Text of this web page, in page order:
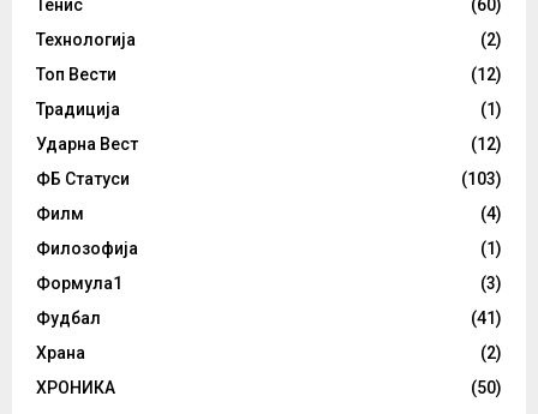
Тенис
(60)
Технологија
(2)
Топ Вести
(12)
Традиција
(1)
Ударна Вест
(12)
ФБ Статуси
(103)
Филм
(4)
Филозофија
(1)
Формула1
(3)
Фудбал
(41)
Храна
(2)
ХРОНИКА
(50)